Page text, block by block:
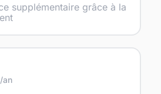
supplémentaire grâce à la
/an